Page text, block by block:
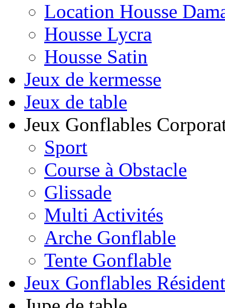
Location Housse
Housse Lycra
Housse Satin
Jeux de kermesse
Jeux de table
Jeux Gonflables
Sport
Course à Obstacle
Glissade
Multi Activités
Arche Gonflable
Tente Gonflable
Jeux Gonflables